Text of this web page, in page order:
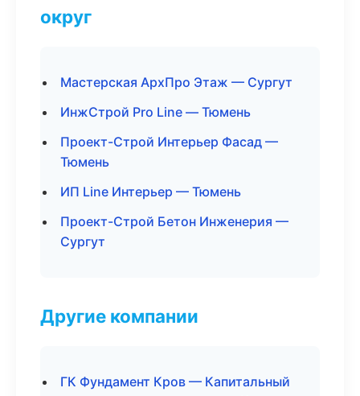
округ
Мастерская АрхПро Этаж — Сургут
ИнжСтрой Pro Line — Тюмень
Проект-Строй Интерьер Фасад —
Тюмень
ИП Line Интерьер — Тюмень
Проект-Строй Бетон Инженерия —
Сургут
Другие компании
ГК Фундамент Кров — Капитальный